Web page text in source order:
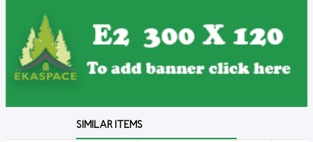
SIMILAR ITEMS